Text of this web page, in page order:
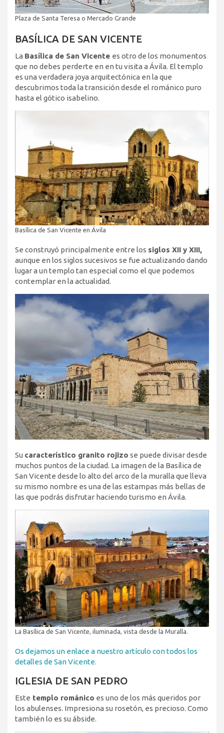
Plaza de Santa Teresa o Mercado Grande
BASÍLICA DE SAN VICENTE
La Basílica de San Vicente es otro de los monumentos
que no debes perderte en en tu visita a Ávila. El templo
es una verdadera joya arquitectónica en la que
descubrimos toda la transición desde el románico puro
hasta el gótico isabelino.
Basílica de San Vicente en Ávila
Se construyó principalmente entre los siglos XII y XIII,
aunque en los siglos sucesivos se fue actualizando dando
lugar a un templo tan especial como el que podemos
contemplar en la actualidad.
Su característico granito rojizo se puede divisar desde
muchos puntos de la ciudad. La imagen de la Basílica de
San Vicente desde lo alto del arco de la muralla que lleva
su mismo nombre es una de las estampas más bellas de
las que podrás disfrutar haciendo turismo en Ávila.
La Basílica de San Vicente, iluminada, vista desde la Muralla.
Os dejamos un enlace a nuestro artículo con todos los
detalles de San Vicente.
IGLESIA DE SAN PEDRO
Este templo románico es uno de los más queridos por
los abulenses. Impresiona su rosetón, es precioso. Como
también lo es su ábside.